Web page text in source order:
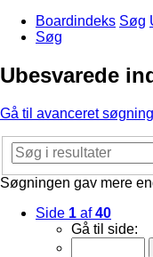
Boardindeks Søg
Søg
Ubesvarede
Gå til avanceret søgning
Søgningen gav mere
Side 1 af40
Gå til side: